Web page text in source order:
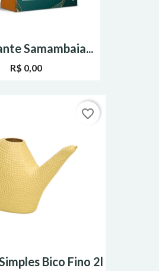
Samambaia...
R$ 0,00
Bico Fino 2l
favorite_border